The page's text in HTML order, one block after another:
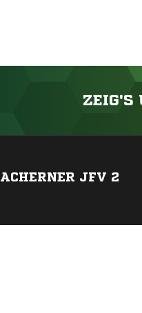
ZEIG'S
ACHERNER JFV 2